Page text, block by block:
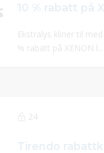
Ekstralys kliner til
% rabatt på XENON l...
24